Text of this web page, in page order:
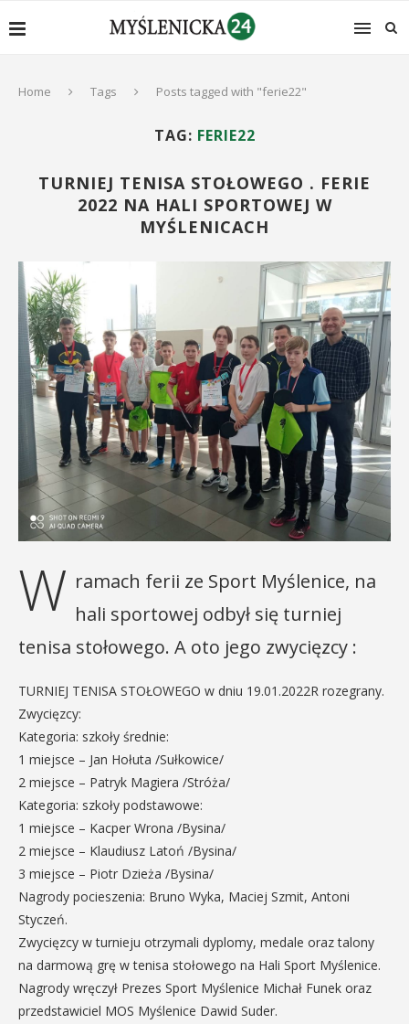
Home Tags Posts tagged with "ferie22"
TAG: FERIE22
TURNIEJ TENISA STOŁOWEGO . FERIE
2022 NA HALI SPORTOWEJ W
MYŚLENICACH
W ramach ferii ze Sport Myślenice, na
hali sportowej odbył się turniej
tenisa stołowego. A oto jego zwycięzcy :
TURNIEJ TENISA STOŁOWEGO w dniu 19.01.2022R rozegrany.
Zwycięzcy:
Kategoria: szkoły średnie:
1 miejsce – Jan Hołuta /Sułkowice/
2 miejsce – Patryk Magiera /Stróża/
Kategoria: szkoły podstawowe:
1 miejsce – Kacper Wrona /Bysina/
2 miejsce – Klaudiusz Latoń /Bysina/
3 miejsce – Piotr Dzieża /Bysina/
Nagrody pocieszenia: Bruno Wyka, Maciej Szmit, Antoni
Styczeń.
Zwycięzcy w turnieju otrzymali dyplomy, medale oraz talony
na darmową grę w tenisa stołowego na Hali Sport Myślenice.
Nagrody wręczył Prezes Sport Myślenice Michał Funek oraz
przedstawiciel MOS Myślenice Dawid Suder.